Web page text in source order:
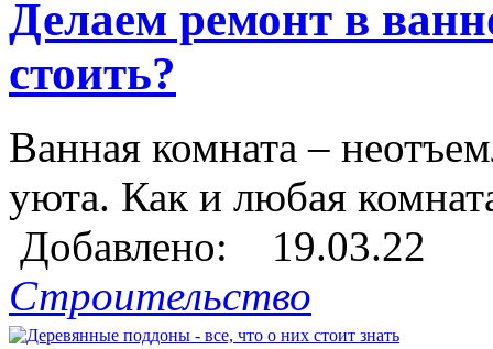
Делаем ремонт в
стоить?
Ванная комната –
уюта. Как и любая
Добавлено: 19.03.22
Строительство